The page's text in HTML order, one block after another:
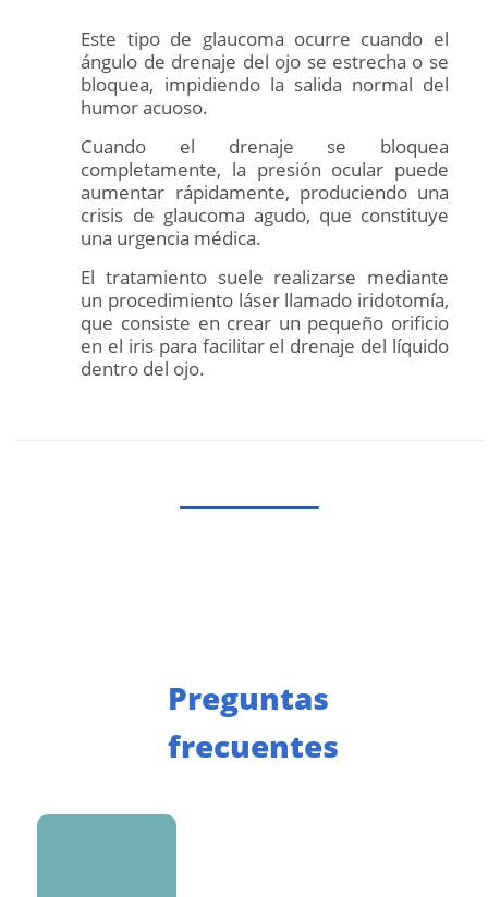
Este tipo de glaucoma ocurre cuando el
ángulo de drenaje del ojo se estrecha o se
bloquea, impidiendo la salida normal del
humor acuoso.
Cuando el drenaje se bloquea
completamente, la presión ocular puede
aumentar rápidamente, produciendo una
crisis de glaucoma agudo, que constituye
una urgencia médica.
El tratamiento suele realizarse mediante
un procedimiento láser llamado iridotomía,
que consiste en crear un pequeño orificio
en el iris para facilitar el drenaje del líquido
dentro del ojo.
Preguntas
frecuentes